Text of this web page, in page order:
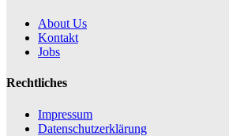
About Us
Kontakt
Jobs
Rechtliches
Impressum
Datenschutzerklärung